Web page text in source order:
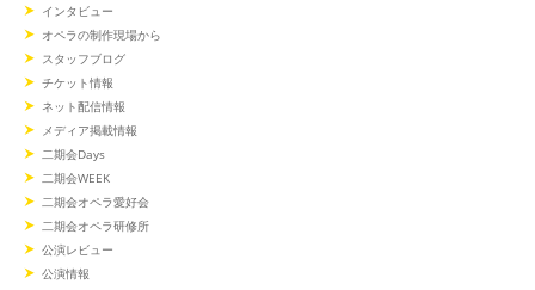
インタビュー
オペラの制作現場から
スタッフブログ
チケット情報
ネット配信情報
メディア掲載情報
二期会Days
二期会WEEK
二期会オペラ愛好会
二期会オペラ研修所
公演レビュー
公演情報